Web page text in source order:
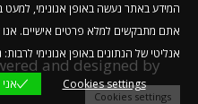
המידע באתר נעשה באופן אנונימי,
אתם מתבקשים למלא פרטים אישיים. אנו
אנליטי של הנתונים באופן אנונימי
Cookies settings
Cookies settings
and designed by